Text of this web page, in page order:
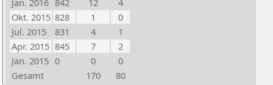
Jan. 2016 842 12
4
Okt. 2015 828 1
0
Jul. 2015
831 4
1
Apr. 2015 845 7
2
Jan. 2015 0 0
0
Gesamt
170 80